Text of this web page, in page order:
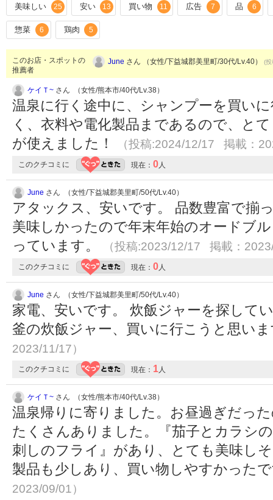
美味しい 25 安い 13 買い物 11 広告 7 品 6
惣菜 6 鶏肉 5
このお店・スポットの
推薦者
June さん （女性/下益城郡美里町/30代/Lv.40） (
ケイＴ~ さん （女性/熊本市/40代/Lv.38）
温泉に行く途中に、シャンプーを買い
く、衣料や電化製品まであるので、と
が使えました！
（投稿:2024/12/17 掲載：
このクチコミに 現在： 0人
June さん （女性/下益城郡美里町/50代/Lv.40）
アタックス、安いです。 品数豊富で揃
美味しかったので年末年始のオードブ
っています。
（投稿:2023/12/17 掲載：
このクチコミに 現在： 0人
June さん （女性/下益城郡美里町/50代/Lv.40）
家電、安いです。 炊飯ジャーを探して
釜の炊飯ジャー、買いに行こうと思い
2023/11/17）
このクチコミに 現在： 1人
ケイＴ~ さん （女性/熊本市/40代/Lv.38）
温泉帰りに寄りました。お昼過ぎだっ
たくさんありました。『茄子とカラシ
刺しのフライ』があり、とても美味し
製品も少しあり、買い物しやすかった
2023/09/01）